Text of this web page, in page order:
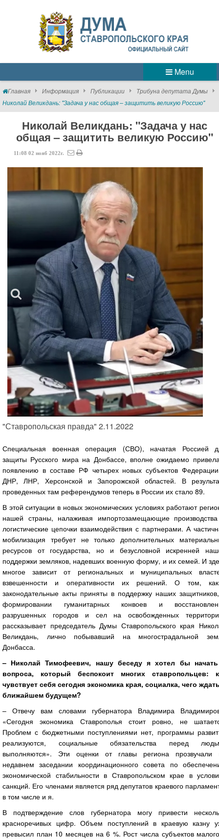
Menu
Главная Информация Публикации
Трибуна депутата Думы
Николай Великдань: "Задача у нас общая – защитить великую Россию"
Николай Великдань: "Задача у нас
общая – защитить великую Россию"
11:08 02 нояб 2022г.
"Ставропольская правда" 2.11.2022
Специальная военная операция (СВО), начатая Россией
защиты Русского мира на Донбассе, вполне ожидаемо
появлению в составе РФ четырех новых субъектов
ДНР, ЛНР, Херсонской и Запорожской областей. В
проведенных там референдумов теперь в России их стало 89.
В этой ситуации в новых экономических условиях работают
нашей страны, налаживая импортозамещающие
логистические цепочки взаимодействия с партнерами. А
мобилизация требует не только дополнительных
ресурсов от государства, но и безусловной искренней
поддержки земляков, надевших военную форму, и их семей. И
многое зависит от региональных и муниципальных
взвешенности и оперативности их решений. О том,
законодательные акты приняты в поддержку наших
формировании гуманитарных конвоев и
разрушенных городов и сел на освобожденных
рассказывает председатель Думы Ставропольского края
Великдань, лично побывавший на многострадальной
Донбасса.
– Николай Тимофеевич, нашу беседу я хотел бы
вопроса, который беспокоит многих ставропольцев:
чувствует себя сегодня экономика края, социалка, чего
ближайшем будущем?
– Отвечу вам словами губернатора Владимира
«Сегодня экономика Ставрополья стоит ровно, не
Проблем с бюджетными поступлениями нет, программы
реализуются, социальные обязательства перед
выполняются». Эти оценки от главы региона прозвучали
недавнем заседании координационного совета по
экономической стабильности в Ставропольском крае в
санкций. Его членами является ряд депутатов краевого
в том числе и я.
В подтверждение слов губернатора могу привести
красноречивых цифр. Объем поступлений в краевую казну
превысил план 10 месяцев на 6 %. Рост числа субъектов